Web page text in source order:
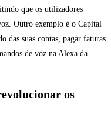
que os utilizadores
Outro exemplo é o Capital
das suas contas, pagar faturas
de voz na Alexa da
os